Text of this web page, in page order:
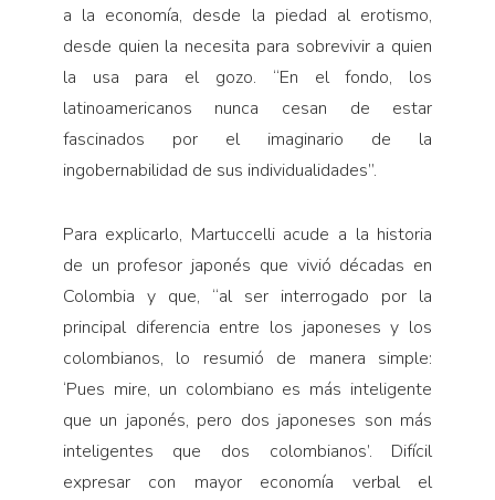
a la economía, desde la piedad al erotismo,
desde quien la necesita para sobrevivir a quien
la usa para el gozo. “En el fondo, los
latinoamericanos nunca cesan de estar
fascinados por el imaginario de la
ingobernabilidad de sus individualidades”.
Para explicarlo, Martuccelli acude a la historia
de un profesor japonés que vivió décadas en
Colombia y que, “al ser interrogado por la
principal diferencia entre los japoneses y los
colombianos, lo resumió de manera simple:
‘Pues mire, un colombiano es más inteligente
que un japonés, pero dos japoneses son más
inteligentes que dos colombianos’. Difícil
expresar con mayor economía verbal el